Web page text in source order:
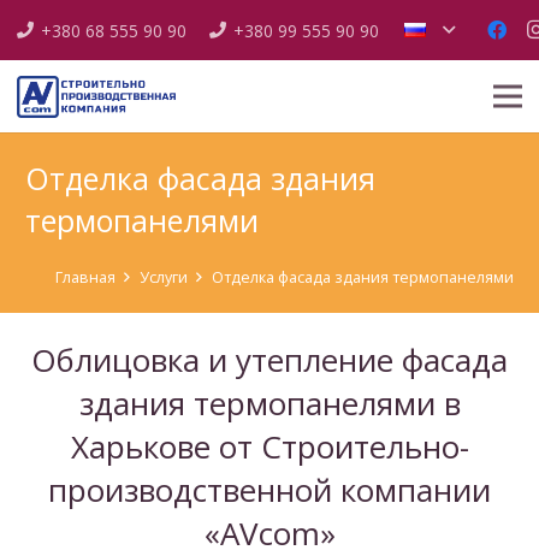
+380 68 555 90 90 +380 99 555 90 90
Отделка фасада здания
термопанелями
Главная Услуги Отделка фасада здания термопанелями
Облицовка и утепление фасада
здания термопанелями в
Харькове от Строительно-
производственной компании
«AVcom»